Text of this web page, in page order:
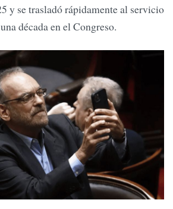
y se trasladó rápidamente al servicio
década en el Congreso.